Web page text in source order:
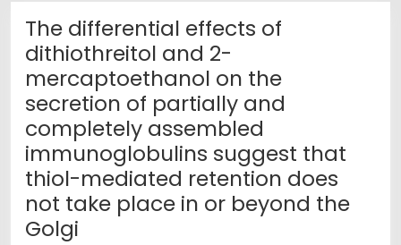
The differential effects of
dithiothreitol and 2-
mercaptoethanol on the
secretion of partially and
completely assembled
immunoglobulins suggest that
thiol-mediated retention does
not take place in or beyond the
Golgi